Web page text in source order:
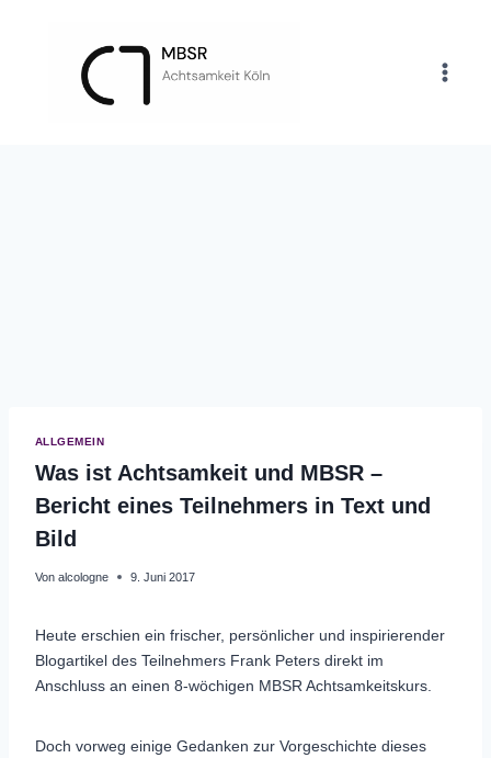
ALLGEMEIN
Was ist Achtsamkeit und MBSR –
Bericht eines Teilnehmers in Text und
Bild
Von alcologne 9. Juni 2017
Heute erschien ein frischer, persönlicher und inspirierender
Blogartikel des Teilnehmers Frank Peters direkt im
Anschluss an einen 8-wöchigen MBSR Achtsamkeitskurs.
Doch vorweg einige Gedanken zur Vorgeschichte dieses